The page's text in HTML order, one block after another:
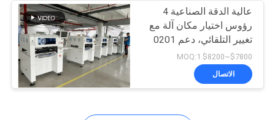
خط تجميع ثنائي
الفينيل متعدد الكلور
عالية الدقة الصناعية 4
رؤوس اختيار مكان آلة مع
تغيير التلقائي، دعم 0201
BGA
$7800~$8200 MOQ:1
الاتصال